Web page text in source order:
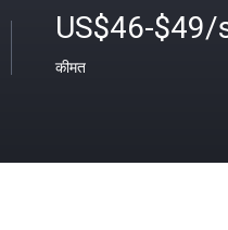
US$46-$49/
कीमत